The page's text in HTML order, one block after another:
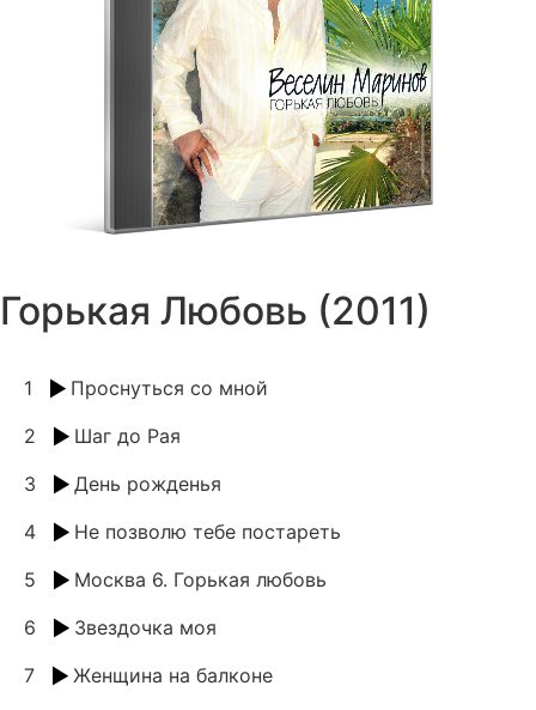
Горькая Любовь (2011)
1
Проснуться со мной
2
Шаг до Рая
3
День рожденья
4
Не позволю тебе постареть
5
Москва 6. Горькая любовь
6
Звездочка моя
7
Женщина на балконе